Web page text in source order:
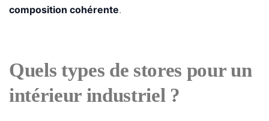
composition cohérente.
Quels types de stores pour un
intérieur industriel ?